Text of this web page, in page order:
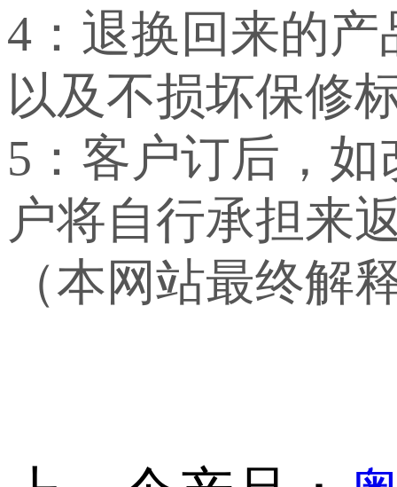
4：退换回来的
以及不损坏保修
5：客户订后，
户将自行承担来
（本网站最终解